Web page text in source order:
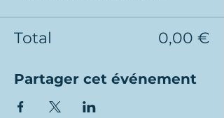
Total 0,00 €
Partager cet événement